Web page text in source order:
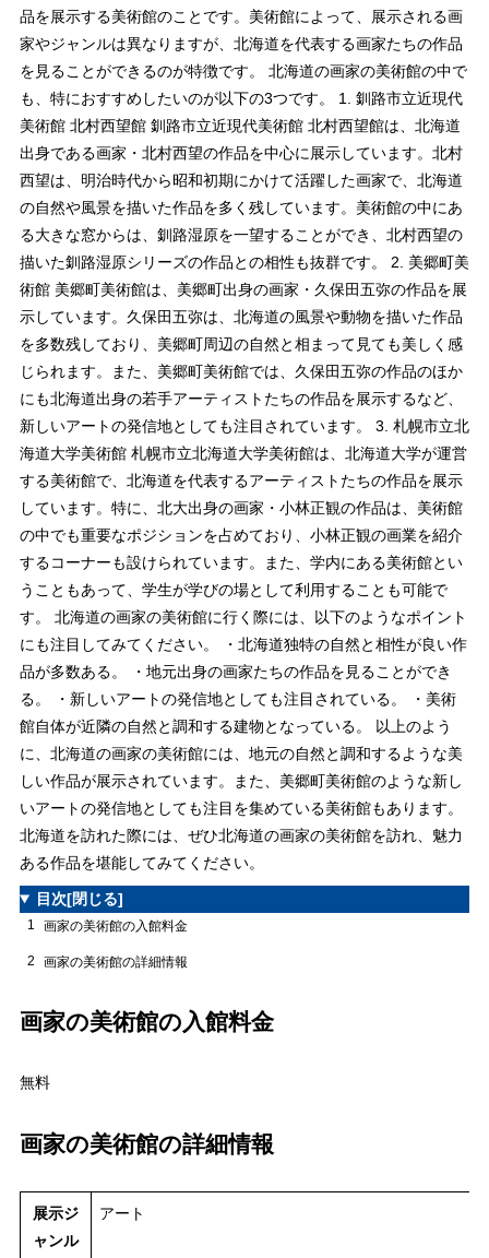
品を展示する美術館のことです。美術館によって、展示される画
家やジャンルは異なりますが、北海道を代表する画家たちの作品
を見ることができるのが特徴です。 北海道の画家の美術館の中で
も、特におすすめしたいのが以下の3つです。 1. 釧路市立近現代
美術館 北村西望館 釧路市立近現代美術館 北村西望館は、北海道
出身である画家・北村西望の作品を中心に展示しています。北村
西望は、明治時代から昭和初期にかけて活躍した画家で、北海道
の自然や風景を描いた作品を多く残しています。美術館の中にあ
る大きな窓からは、釧路湿原を一望することができ、北村西望の
描いた釧路湿原シリーズの作品との相性も抜群です。 2. 美郷町美
術館 美郷町美術館は、美郷町出身の画家・久保田五弥の作品を展
示しています。久保田五弥は、北海道の風景や動物を描いた作品
を多数残しており、美郷町周辺の自然と相まって見ても美しく感
じられます。また、美郷町美術館では、久保田五弥の作品のほか
にも北海道出身の若手アーティストたちの作品を展示するなど、
新しいアートの発信地としても注目されています。 3. 札幌市立北
海道大学美術館 札幌市立北海道大学美術館は、北海道大学が運営
する美術館で、北海道を代表するアーティストたちの作品を展示
しています。特に、北大出身の画家・小林正観の作品は、美術館
の中でも重要なポジションを占めており、小林正観の画業を紹介
するコーナーも設けられています。また、学内にある美術館とい
うこともあって、学生が学びの場として利用することも可能で
す。 北海道の画家の美術館に行く際には、以下のようなポイント
にも注目してみてください。 ・北海道独特の自然と相性が良い作
品が多数ある。 ・地元出身の画家たちの作品を見ることができ
る。 ・新しいアートの発信地としても注目されている。 ・美術
館自体が近隣の自然と調和する建物となっている。 以上のよう
に、北海道の画家の美術館には、地元の自然と調和するような美
しい作品が展示されています。また、美郷町美術館のような新し
いアートの発信地としても注目を集めている美術館もあります。
北海道を訪れた際には、ぜひ北海道の画家の美術館を訪れ、魅力
ある作品を堪能してみてください。
目次[閉じる]
1 画家の美術館の入館料金
2 画家の美術館の詳細情報
画家の美術館の入館料金
無料
画家の美術館の詳細情報
展示ジ
ャンル
アート